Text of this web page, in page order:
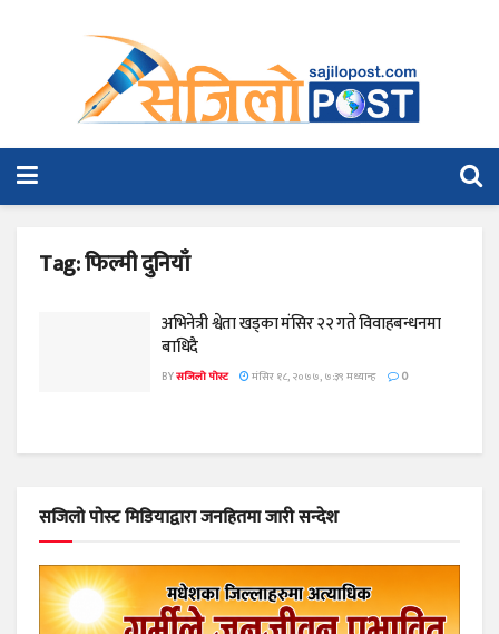
Tag:फिल्मी दुनियाँ
अभिनेत्री श्वेता खड्का मंसिर २२ गते विवाहबन्धनमा
बाधिदै
BYसजिलो पोस्ट मंसिर १८, २०७७, ७:३९ मध्यान्ह 0
सजिलो पोस्ट मिडियाद्वारा जनहितमा जारी सन्देश